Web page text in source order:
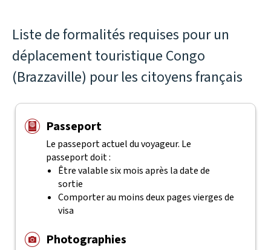
Liste de formalités requises pour un
déplacement touristique Congo
(Brazzaville) pour les citoyens français
Passeport
Le passeport actuel du voyageur. Le
passeport doit :
Être valable six mois après la date de
sortie
Comporter au moins deux pages vierges de
visa
Photographies